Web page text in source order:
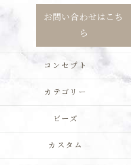
お問い合わせはこち
ら
コンセプト
カテゴリー
ビーズ
カスタム